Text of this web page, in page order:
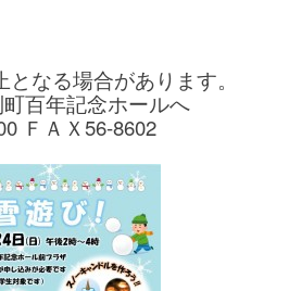
なる場合があります。
町百年記念ホールへ
ＦＡＸ56-8602